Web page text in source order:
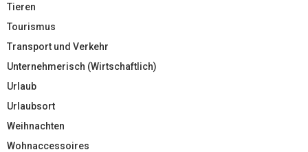
Tieren
Tourismus
Transport und Verkehr
Unternehmerisch (Wirtschaftlich)
Urlaub
Urlaubsort
Weihnachten
Wohnaccessoires